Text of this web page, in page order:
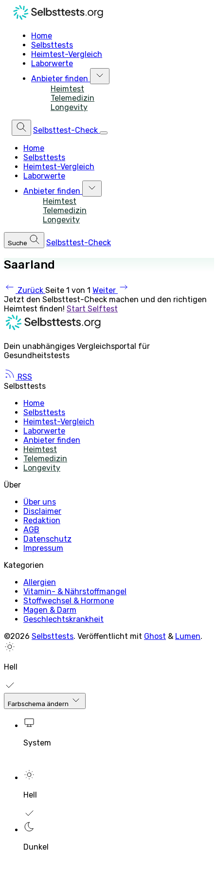
Home
Selbsttests
Heimtest-Vergleich
Laborwerte
Anbieter finden
Heimtest
Telemedizin
Longevity
Selbsttest-Check
Home
Selbsttests
Heimtest-Vergleich
Laborwerte
Anbieter finden
Heimtest
Telemedizin
Longevity
Suche Selbsttest-Check
Saarland
Zurück Seite 1 von 1 Weiter
Jetzt den Selbsttest-Check machen und den richtigen
Heimtest finden! Start Selftest
Dein unabhängiges Vergleichsportal für
Gesundheitstests
RSS
Selbsttests
Home
Selbsttests
Heimtest-Vergleich
Laborwerte
Anbieter finden
Heimtest
Telemedizin
Longevity
Über
Über uns
Disclaimer
Redaktion
AGB
Datenschutz
Impressum
Kategorien
Allergien
Vitamin- & Nährstoffmangel
Stoffwechsel & Hormone
Magen & Darm
Geschlechtskrankheit
©2026 Selbsttests. Veröffentlicht mit Ghost & Lumen.
Hell
Farbschema ändern
System
Hell
Dunkel